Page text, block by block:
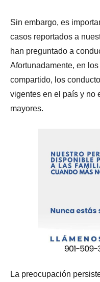
Sin embargo, es
casos reportados a
han preguntado a
Afortunadamente, en
compartido, los
vigentes en el país y no
mayores.
La preocupación